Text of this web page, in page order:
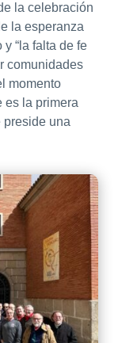
la celebración
la esperanza
“la falta de fe
comunidades
momento
es la primera
preside una